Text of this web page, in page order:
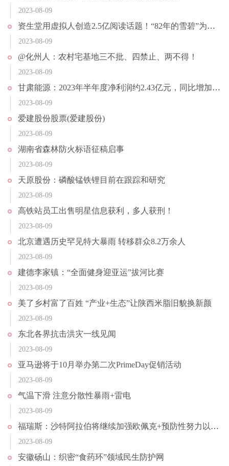
2023-08-09
资生堂用虚拟人创造2.5亿阅读话题！“82年的雪碧”为何两天售罄？
2023-08-09
@化州人：农村宅基地三不批、四禁止、两不得！
2023-08-09
甘肃能源：2023年半年度净利润约2.43亿元，同比增加66.18%
2023-08-09
爱建股份股票(爱建股份)
2023-08-09
湖南省森林防火标语征稿启事
2023-08-09
天原股份：磷酸锰铁锂目前在跟踪和研究
2023-08-09
高铁站员工出售明星信息获利，多人获刑！
2023-08-09
北京遭遇历史罕见特大暴雨 转移群众8.2万余人
2023-08-09
建德李家镇：“全面健身迎亚运”拔河比赛
2023-08-09
美了乡村富了百姓 “产业+生态”让陕西米脂旧貌换新颜
2023-08-09
东北各界抗击洪灾一线见闻
2023-08-09
亚马逊将于10月举办第二次PrimeDay促销活动
2023-08-09
气温下滑 注意分散性暴雨+雷电
2023-08-09
福瑞斯：沙特阿拉伯将继续加强欧佩克+预防性努力以支持市场稳定
2023-08-09
安徽砀山：织密“食药环”领域民生防护网